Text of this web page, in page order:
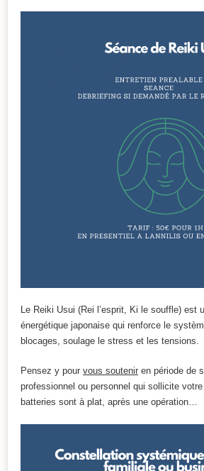
Le Reiki Usui (Rei l’esprit, Ki le souffle) est
énergétique japonaise qui renforce le
blocages, soulage le stress et les tensions.
Pensez y pour vous soutenir en période de
professionnel ou personnel qui sollicite
batteries sont à plat, après une opération…